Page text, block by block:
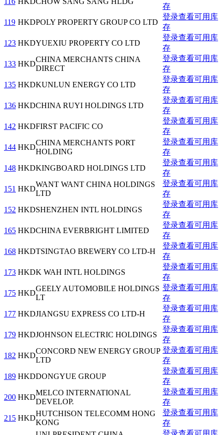
存
119 HKDPOLY PROPERTY GROUP CO LTD
登录查看可用库
存
123 HKDYUEXIU PROPERTY CO LTD
登录查看可用库
存
133 HKD
CHINA MERCHANTS CHINA
DIRECT
登录查看可用库
存
135 HKDKUNLUN ENERGY CO LTD
登录查看可用库
存
136 HKDCHINA RUYI HOLDINGS LTD
登录查看可用库
存
142 HKDFIRST PACIFIC CO
登录查看可用库
存
144 HKD
CHINA MERCHANTS PORT
HOLDING
登录查看可用库
存
148 HKDKINGBOARD HOLDINGS LTD
登录查看可用库
存
151 HKD
WANT WANT CHINA HOLDINGS
LTD
登录查看可用库
存
152 HKDSHENZHEN INTL HOLDINGS
登录查看可用库
存
165 HKDCHINA EVERBRIGHT LIMITED
登录查看可用库
存
168 HKDTSINGTAO BREWERY CO LTD-H
登录查看可用库
存
173 HKDK WAH INTL HOLDINGS
登录查看可用库
存
175 HKD
GEELY AUTOMOBILE HOLDINGS
LT
登录查看可用库
存
177 HKDJIANGSU EXPRESS CO LTD-H
登录查看可用库
存
179 HKDJOHNSON ELECTRIC HOLDINGS
登录查看可用库
存
182 HKD
CONCORD NEW ENERGY GROUP
LTD
登录查看可用库
存
189 HKDDONGYUE GROUP
登录查看可用库
存
200 HKD
MELCO INTERNATIONAL
DEVELOP.
登录查看可用库
存
215 HKD
HUTCHISON TELECOMM HONG
KONG
登录查看可用库
存
登录查看可用库